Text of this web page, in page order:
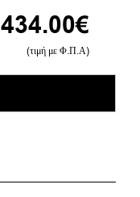
434.00€
(τιμή με Φ.Π.Α)